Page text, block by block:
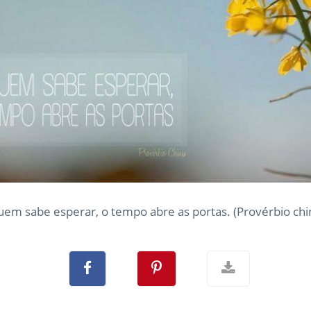
sabe esperar, o tempo abre as portas. (Provérbio